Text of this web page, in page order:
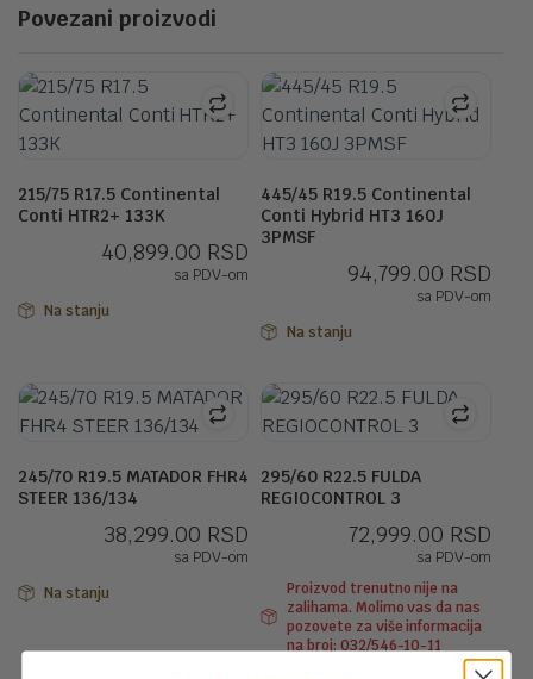
Povezani proizvodi
215/75 R17.5 Continental
Conti HTR2+ 133K
40,899.00 RSD
sa PDV-om
Na stanju
445/45 R19.5 Continental
Conti Hybrid HT3 160J
3PMSF
94,799.00 RSD
sa PDV-om
Na stanju
245/70 R19.5 MATADOR FHR4
STEER 136/134
38,299.00 RSD
sa PDV-om
Na stanju
295/60 R22.5 FULDA
REGIOCONTROL 3
72,999.00 RSD
sa PDV-om
Proizvod trenutno nije na
zalihama. Molimo vas da nas
pozovete za više informacija
na broj: 032/546-10-11